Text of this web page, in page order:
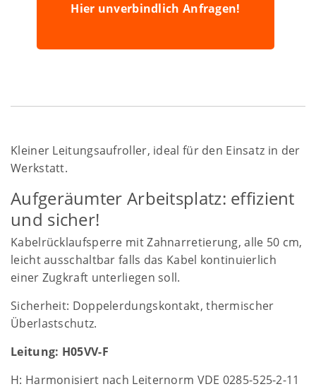
Hier unverbindlich Anfragen!
Kleiner Leitungsaufroller, ideal für den Einsatz in der
Werkstatt.
Aufgeräumter Arbeitsplatz: effizient
und sicher!
Kabelrücklaufsperre mit Zahnarretierung, alle 50 cm,
leicht ausschaltbar falls das Kabel kontinuierlich
einer Zugkraft unterliegen soll.
Sicherheit: Doppelerdungskontakt, thermischer
Überlastschutz.
Leitung: H05VV-F
H: Harmonisiert nach Leiternorm VDE 0285-525-2-11